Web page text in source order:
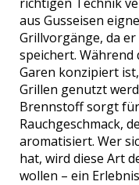
aus Gusseisen
Grillvorgänge, da
speichert.
Garen konzipiert
Grillen genutzt
Brennstoff sorgt
Rauchgeschmack,
aromatisiert. Wer
hat, wird diese Art
wollen – ein